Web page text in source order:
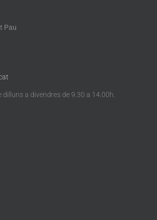
Pau
dilluns a divendres de 9.30 a 14.00h.